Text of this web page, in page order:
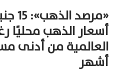
أسعار الذهب محليًا
أشهر